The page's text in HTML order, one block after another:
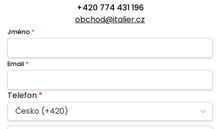
+420 774 431 196
obchod@italier.cz
Jméno *
Email *
Telefon*
Česko (+420)